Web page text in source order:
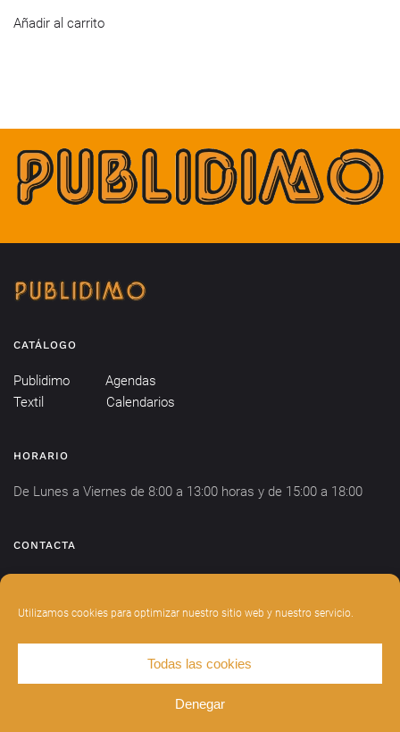
Utilizamos cookies para optimizar nuestro sitio web y nuestro servicio.
Todas las cookies
Denegar
Añadir al carrito
CATÁLOGO
Publidimo
Agendas
Textil
Calendarios
HORARIO
De Lunes a Viernes de 8:00 a 13:00 horas y de 15:00 a 18:00
CONTACTA
POLÍTICA DE PRIVACIDAD